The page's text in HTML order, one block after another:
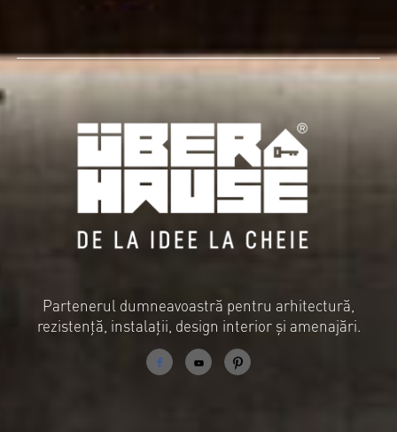
Partenerul dumneavoastră pentru arhitectură,
rezistență, instalații, design interior și amenajări.